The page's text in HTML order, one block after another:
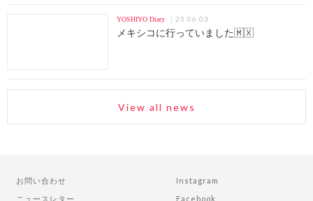
YOSHIYO Diary 25.06.03
メキシコに行っていました🇲🇽
View all news
お問い合わせ
ニュースレター
Instagram
Facebook